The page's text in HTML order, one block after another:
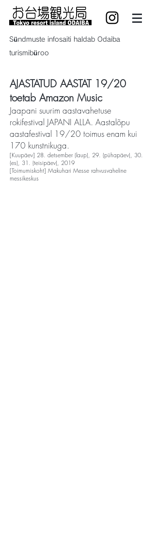
Sündmuste infosaiti haldab Odaiba
turismibüroo
AJASTATUD AASTAT 19/20
toetab Amazon Music
Jaapani suurim aastavahetuse
rokifestival JAPANI ALLA. Aastalõpu
aastafestival 19/20 toimus enam kui
170 kunstnikuga.
[Kuupäev] 28. detsember (laup), 29. (pühapäev), 30.
(es), 31. (teisipäev), 2019
[Toimumiskoht] Makuhari Messe rahvusvaheline
messikeskus